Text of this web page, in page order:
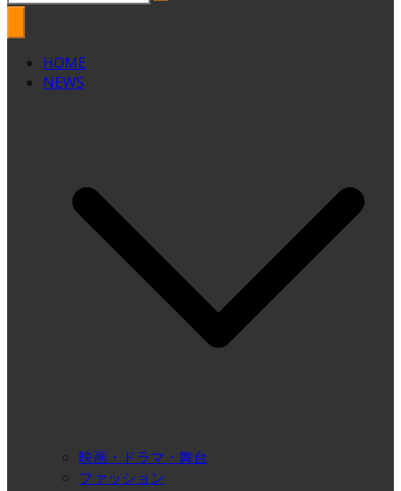
HOME
NEWS
映画・ドラマ・舞台
ファッション